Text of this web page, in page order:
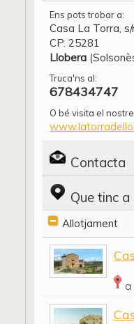
Ens pots trobar a:
Casa La Torra, s/
CP. 25281
Llobera
Truca'ns al:
678434747
O bé visita el
Contacta
Que tinc a
Allotjament
a